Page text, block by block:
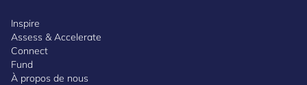
Inspire
Assess & Accelerate
Connect
Fund
À propos de nous